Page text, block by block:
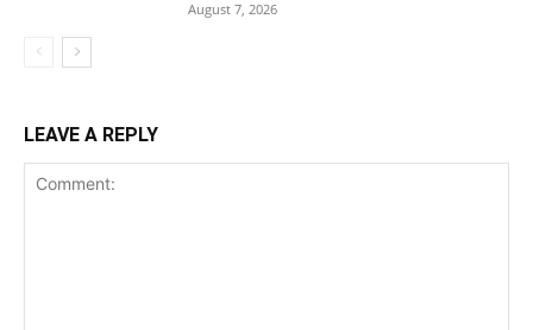
August 7, 2026
LEAVE A REPLY